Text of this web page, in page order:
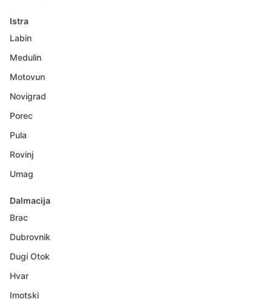
Istra
Labin
Medulin
Motovun
Novigrad
Porec
Pula
Rovinj
Umag
Dalmacija
Brac
Dubrovnik
Dugi Otok
Hvar
Imotski